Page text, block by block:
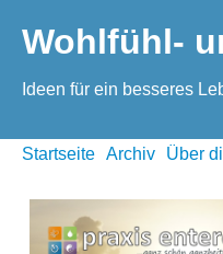
Wohlfühl-
Ideen für ein besseres
Startseite Archiv Über